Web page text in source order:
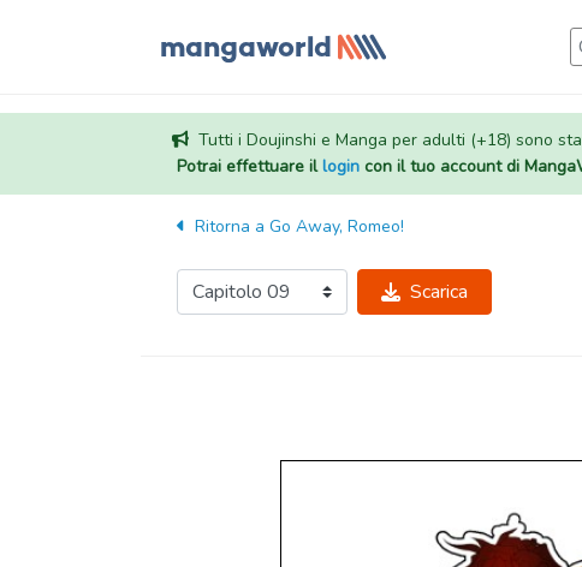
Tutti i Doujinshi e Manga per adulti (+18) sono
Potrai effettuare illogincon il tuo account di
Ritorna a Go Away, Romeo!
Scarica